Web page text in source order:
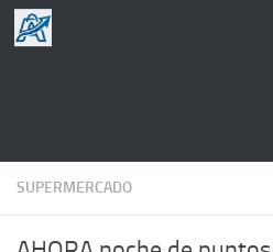
Saltar al contenido
SUPERMERCADO